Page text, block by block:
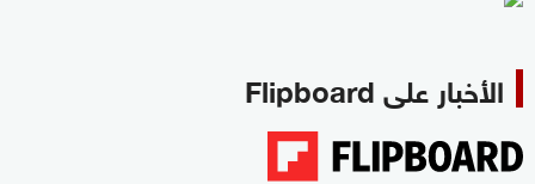
الأخبار على Flipboard